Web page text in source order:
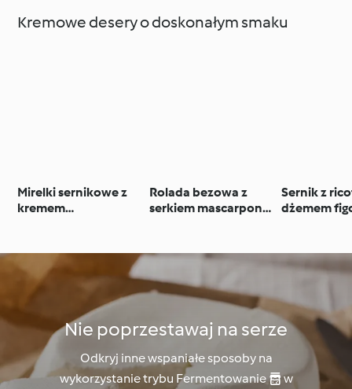
Kremowe desery o doskonałym smaku
Mirelki sernikowe z
kremem
Rolada bezowa z
serkiem mascarpone i
Sernik z
dżemem
Nie poprzestawaj na serze
Odkryj inne wspaniałe sposoby na
wykorzystanie trybu Fermentowanie  w